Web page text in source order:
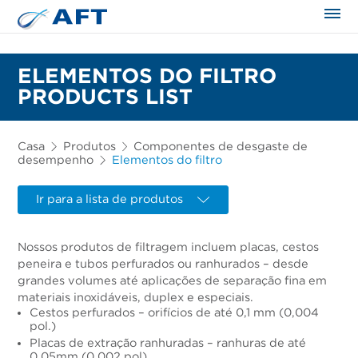
ELEMENTOS DO FILTRO
PRODUCTS LIST
Casa Produtos
Componentes de desgaste de
desempenho
Elementos do filtro
Ir para a lista de produtos
Nossos produtos de filtragem incluem placas, cestos
peneira e tubos perfurados ou ranhurados – desde
grandes volumes até aplicações de separação fina em
materiais inoxidáveis, duplex e especiais.
Cestos perfurados – orifícios de até 0,1 mm (0,004
pol.)
Placas de extração ranhuradas – ranhuras de até